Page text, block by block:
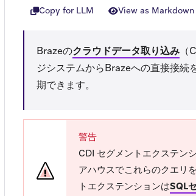
Copy for LLM View as Markdown
Brazeのクラウドデータ取り込み
ジシステムからBrazeへの直接接続
期できます。
警告
CDI セグメントエクステン
アハウスでこれらのクエリ
トエクステンションはSQL